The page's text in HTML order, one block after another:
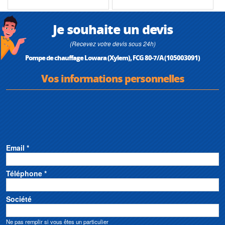
Je souhaite un devis
(Recevez votre devis sous 24h)
Pompe de chauffage Lowara (Xylem), FCG 80-7/A (105003091)
Vos informations personnelles
Email *
Téléphone *
Société
Ne pas remplir si vous êtes un particulier